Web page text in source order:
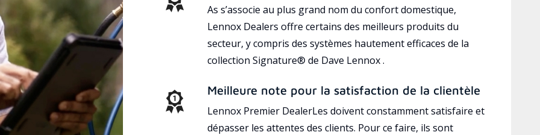
As s’associe au plus grand nom du confort domestique,
Lennox Dealers offre certains des meilleurs produits du
secteur, y compris des systèmes hautement efficaces de la
collection Signature® de Dave Lennox .
Meilleure note pour la satisfaction de la clientèle
Lennox Premier DealerLes doivent constamment satisfaire et
dépasser les attentes des clients. Pour ce faire, ils sont